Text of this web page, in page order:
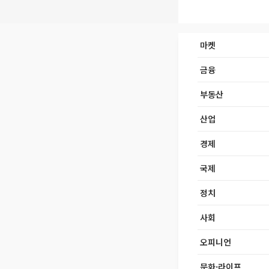
마켓
금융
부동산
산업
경제
국제
정치
사회
오피니언
문화·라이프